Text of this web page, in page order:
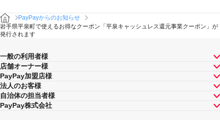
PayPayからのお知らせ
岩手県平泉町で使えるお得なクーポン「平泉キャッシュレス還元事業クーポン」が
発行されます
一般の利用者様
店舗オーナー様
PayPay加盟店様
法人のお客様
自治体の担当者様
PayPay株式会社